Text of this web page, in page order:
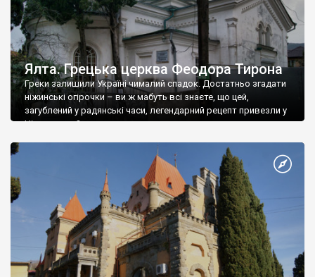
Ялта. Грецька церква Феодора Тирона
Греки залишили Україні чималий спадок. Достатньо згадати
ніжинські огірочки – ви ж мабуть всі знаєте, що цей,
загублений у радянські часи, легендарний рецепт привезли у
Ніжин греки?